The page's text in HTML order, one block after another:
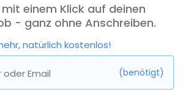
2025: Was sich
internationale
einem Klick auf deinen
- ganz ohne Anschreiben.
natürlich kostenlos!
Email (benötigt)